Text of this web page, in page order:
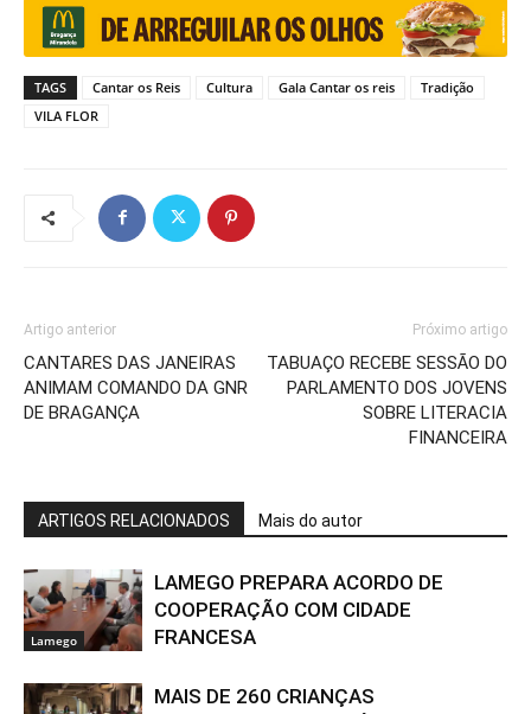
TAGS Cantar os Reis Cultura Gala Cantar os reis
Tradição
VILA FLOR
Artigo anterior
CANTARES DAS JANEIRAS
ANIMAM COMANDO DA GNR
DE BRAGANÇA
Próximo artigo
TABUAÇO RECEBE SESSÃO DO
PARLAMENTO DOS JOVENS
SOBRE LITERACIA
FINANCEIRA
ARTIGOS RELACIONADOS Mais do autor
Lamego
LAMEGO PREPARA ACORDO DE
COOPERAÇÃO COM CIDADE
FRANCESA
MAIS DE 260 CRIANÇAS